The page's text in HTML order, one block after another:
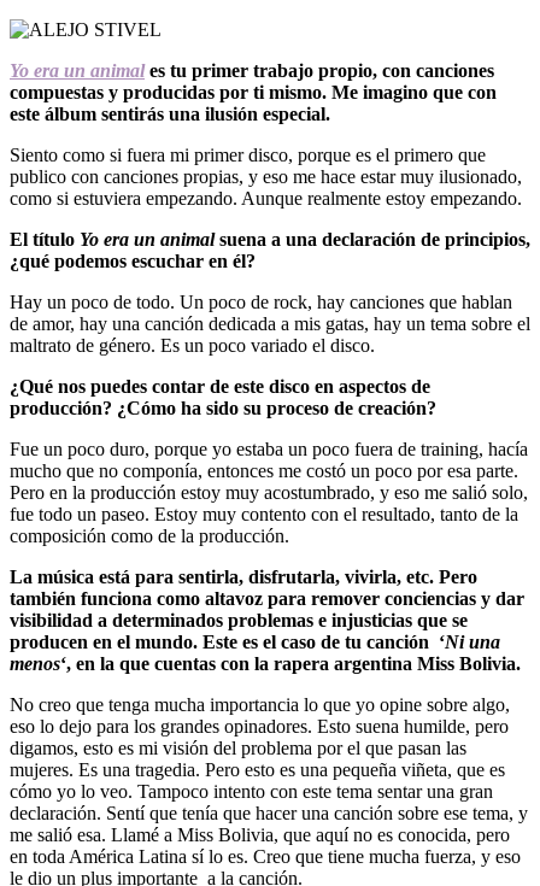
Yo era un animales tu primer trabajo propio, con canciones
compuestas y producidas por ti mismo. Me imagino que con
este álbum sentirás una ilusión especial.
Siento como si fuera mi primer disco, porque es el primero que
publico con canciones propias, y eso me hace estar muy ilusionado,
como si estuviera empezando. Aunque realmente estoy empezando.
El título Yo era un animalsuena a una declaración de principios,
¿qué podemos escuchar en él?
Hay un poco de todo. Un poco de rock, hay canciones que hablan
de amor, hay una canción dedicada a mis gatas, hay un tema sobre el
maltrato de género. Es un poco variado el disco.
¿Qué nos puedes contar de este disco en aspectos de
producción? ¿Cómo ha sido su proceso de creación?
Fue un poco duro, porque yo estaba un poco fuera de training, hacía
mucho que no componía, entonces me costó un poco por esa parte.
Pero en la producción estoy muy acostumbrado, y eso me salió solo,
fue todo un paseo. Estoy muy contento con el resultado, tanto de la
composición como de la producción.
La música está para sentirla, disfrutarla, vivirla, etc. Pero
también funciona como altavoz para remover conciencias y dar
visibilidad a determinados problemas e injusticias que se
producen en el mundo. Este es el caso de tu canción ‘Ni una
menos‘, en la que cuentas con la rapera argentina Miss Bolivia.
No creo que tenga mucha importancia lo que yo opine sobre algo,
eso lo dejo para los grandes opinadores. Esto suena humilde, pero
digamos, esto es mi visión del problema por el que pasan las
mujeres. Es una tragedia. Pero esto es una pequeña viñeta, que es
cómo yo lo veo. Tampoco intento con este tema sentar una gran
declaración. Sentí que tenía que hacer una canción sobre ese tema, y
me salió esa. Llamé a Miss Bolivia, que aquí no es conocida, pero
en toda América Latina sí lo es. Creo que tiene mucha fuerza, y eso
le dio un plus importante a la canción.